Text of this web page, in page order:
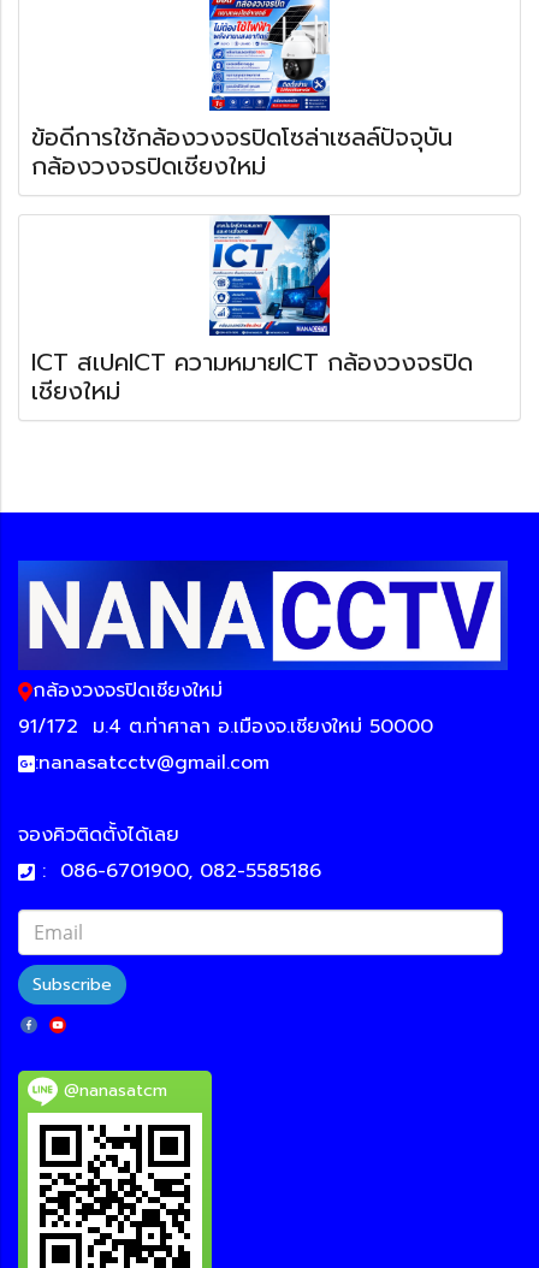
ข้อดีการใช้กล้องวงจรปิดโซล่าเซลล์ปัจจุบัน
กล้องวงจรปิดเชียงใหม่
ICT สเปคICT ความหมายICT กล้องวงจรปิด
เชียงใหม่
กล้องวงจรปิดเชียงใหม่
91/172 ม.4 ต.ท่าศาลา อ.เมืองจ.เชียงใหม่ 50000
:nanasatcctv@gmail.com
จองคิวติดตั้งได้เลย
: 086-6701900, 082-5585186
Subscribe
@nanasatcm